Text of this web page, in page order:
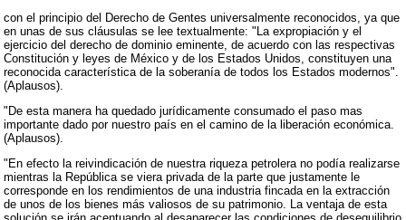
con el principio del Derecho de Gentes universalmente reconocidos, ya que
en unas de sus cláusulas se lee textualmente: "La expropiación y el
ejercicio del derecho de dominio eminente, de acuerdo con las respectivas
Constitución y leyes de México y de los Estados Unidos, constituyen una
reconocida característica de la soberanía de todos los Estados modernos".
(Aplausos).
"De esta manera ha quedado jurídicamente consumado el paso mas
importante dado por nuestro país en el camino de la liberación económica.
(Aplausos).
"En efecto la reivindicación de nuestra riqueza petrolera no podía realizarse
mientras la República se viera privada de la parte que justamente le
corresponde en los rendimientos de una industria fincada en la extracción
de unos de los bienes más valiosos de su patrimonio. La ventaja de esta